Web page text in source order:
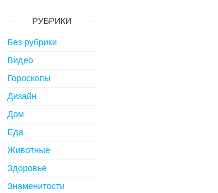
РУБРИКИ
Без рубрики
Видео
Гороскопы
Дизайн
Дом
Еда
Животные
Здоровье
Знаменитости